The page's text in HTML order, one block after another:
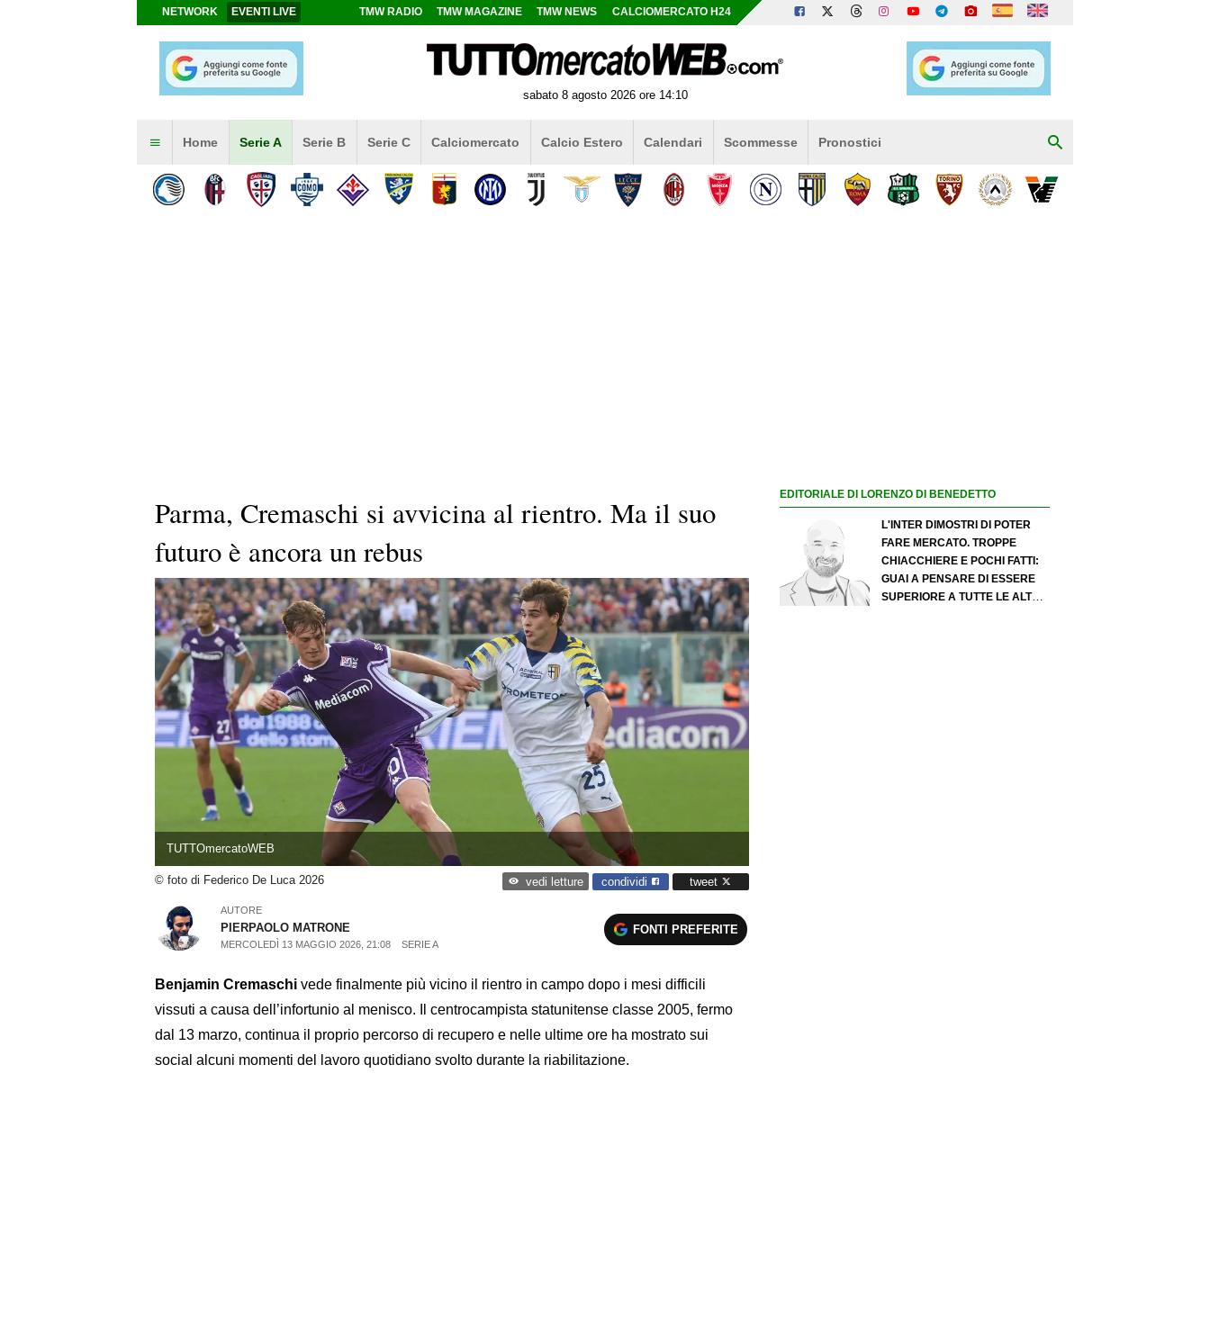
NETWORK EVENTI LIVE TMW RADIO TMW MAGAZINE TMW NEWS CALCIOMERCATO H24
sabato 8 agosto 2026 ore 14:10
Home Serie A Serie B Serie C Calciomercato Calcio Estero Calendari Scommesse Pronostici
Parma, Cremaschi si avvicina al rientro. Ma il suo
futuro è ancora un rebus
TUTTOmercatoWEB
© foto di Federico De Luca 2026 vedi letture condividi tweet
AUTORE
PIERPAOLO MATRONE
MERCOLEDÌ 13 MAGGIO 2026, 21:08 SERIE A
FONTI PREFERITE
Benjamin Cremaschi vede finalmente più vicino il rientro in campo dopo i mesi difficili
vissuti a causa dell’infortunio al menisco. Il centrocampista statunitense classe 2005, fermo
dal 13 marzo, continua il proprio percorso di recupero e nelle ultime ore ha mostrato sui
social alcuni momenti del lavoro quotidiano svolto durante la riabilitazione.
EDITORIALE DI LORENZO DI BENEDETTO
L'INTER DIMOSTRI DI POTER
FARE MERCATO. TROPPE
CHIACCHIERE E POCHI FATTI:
GUAI A PENSARE DI ESSERE
SUPERIORE A TUTTE LE ALTRE